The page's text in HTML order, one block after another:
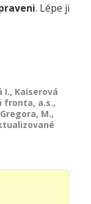
. Lépe ji
I., Kaiserová
fronta, a.s.,
M.,